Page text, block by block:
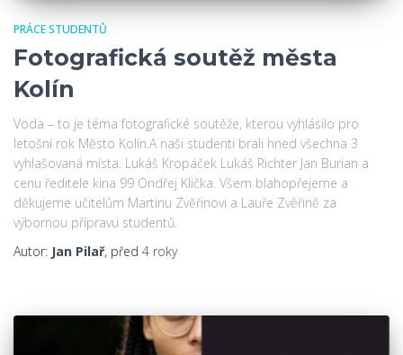
PRÁCE STUDENTŮ
Fotografická soutěž města
Kolín
Voda – to je téma fotografické soutěže, kterou vyhlásilo pro
letošní rok Město Kolín.A naši studenti brali hned všechna 3
vyhlašovaná místa. Lukáš Kropáček Lukáš Richter Jan Burian a
cenu ředitele kina 99 Ondřej Klička. Všem blahopřejeme a
děkujeme učitelům Martinu Zvěřinovi a Lauře Zvěřině za
výbornou přípravu studentů.
Autor: Jan Pilař, před 4 roky